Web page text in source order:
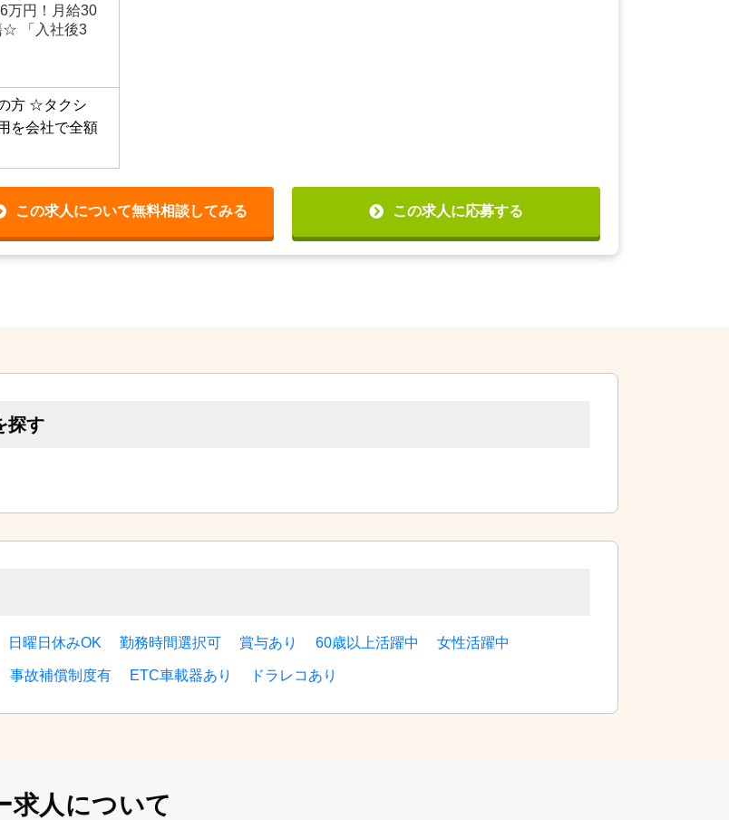
万円！月給30
☆ 「入社後3
方 ☆タクシ
を会社で全額
この求人について無料相談してみる この求人に応募する
探す
日曜日休みOK 勤務時間選択可 賞与あり 60歳以上活躍中 女性活躍中
事故補償制度有 ETC車載器あり ドラレコあり
求人について